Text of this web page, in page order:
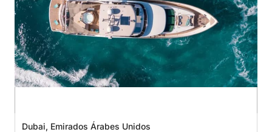
Dubai, Emirados Árabes Unidos